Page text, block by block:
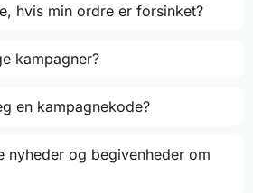
hvis min ordre er forsinket?
kampagner?
en kampagnekode?
nyheder og begivenheder om